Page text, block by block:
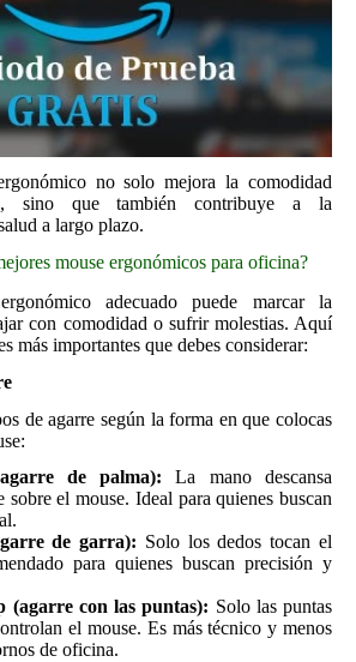
no solo mejora la comodidad
sino que también contribuye a la
a largo plazo.
mouse ergonómicos para oficina?
adecuado puede marcar la
con comodidad o sufrir molestias. Aquí
más importantes que debes considerar:
de agarre según la forma en que colocas
de palma): La mano descansa
sobre el mouse. Ideal para quienes buscan
de garra): Solo los dedos tocan el
para quienes buscan precisión y
(agarre con las puntas): Solo las puntas
el mouse. Es más técnico y menos
de oficina.